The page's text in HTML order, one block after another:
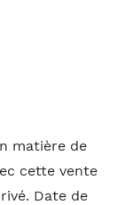
matière de
cette vente
Date de